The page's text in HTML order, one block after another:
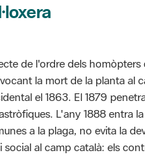
de l'ordre dels homòpters
la mort de la planta al
el 1863. El 1879
L'any 1888 entra
a la plaga, no evita la
social al camp català: els